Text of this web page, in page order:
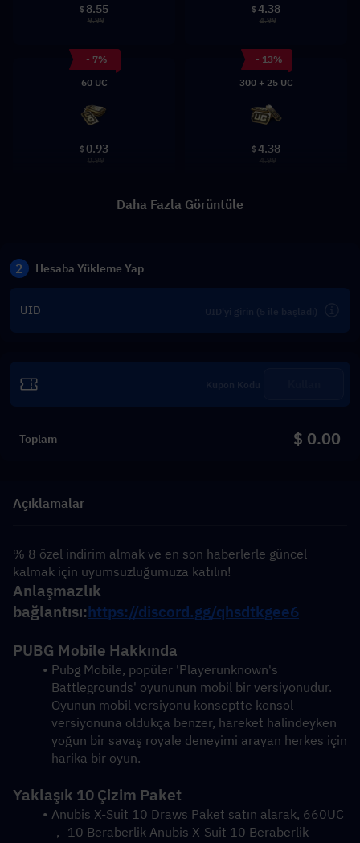
$ 8.55
9.99
$4.38
4.99
- 7%
60 UC
$0.93
0.99
- 13%
300 + 25 UC
$4.38
4.99
Daha Fazla Görüntüle
2 Hesaba Yükleme Yap
UID
Toplam $ 0.00
Açıklamalar
% 8 özel indirim almak ve en son haberlerle güncel
kalmak için uyumsuzluğumuza katılın!
Anlaşmazlık
bağlantısı:https://discord.gg/qhsdtkgee6
PUBG Mobile Hakkında
Pubg Mobile, popüler 'Playerunknown's
Battlegrounds' oyununun mobil bir versiyonudur.
Oyunun mobil versiyonu konseptte konsol
versiyonuna oldukça benzer, hareket halindeyken
yoğun bir savaş royale deneyimi arayan herkes için
harika bir oyun.
Yaklaşık 10 Çizim Paket
Anubis X-Suit 10 Draws Paket satın alarak, 660UC
， 10 Beraberlik Anubis X-Suit 10 Beraberlik